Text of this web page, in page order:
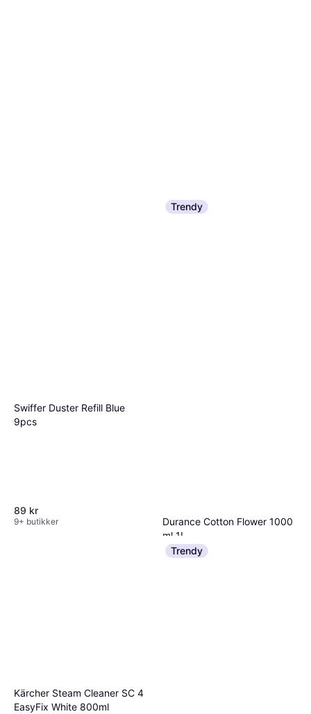
Swiffer Duster Refill Blue
9pcs
89 kr
9+ butikker
Trendy
Durance Cotton Flower 1000
ml 1L
209 kr209,00 kr/L
7 butikker
Kärcher Steam Cleaner SC 4
EasyFix White 800ml
Trendy